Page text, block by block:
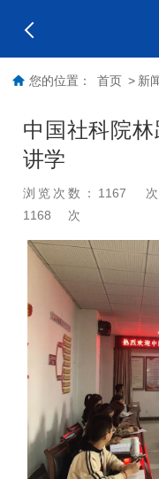
您的位置： 首页 > 新
中国社科院
讲学
浏览次数： 1167 次
1168
次